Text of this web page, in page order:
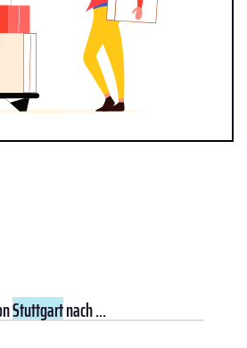
Stuttgartnach ...